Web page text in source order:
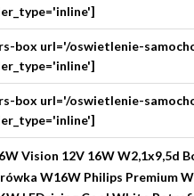
box url='/oswietlenie-
box url='/oswietlenie-